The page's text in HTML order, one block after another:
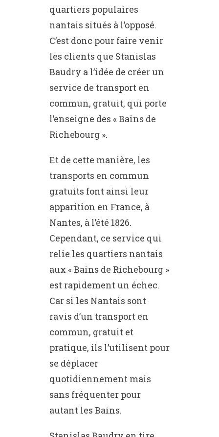
quartiers populaires
nantais situés à l’opposé.
C’est donc pour faire venir
les clients que Stanislas
Baudry a l’idée de créer un
service de transport en
commun, gratuit, qui porte
l’enseigne des « Bains de
Richebourg ».
Et de cette manière, les
transports en commun
gratuits font ainsi leur
apparition en France, à
Nantes, à l’été 1826.
Cependant, ce service qui
relie les quartiers nantais
aux « Bains de Richebourg »
est rapidement un échec.
Car si les Nantais sont
ravis d’un transport en
commun, gratuit et
pratique, ils l’utilisent pour
se déplacer
quotidiennement mais
sans fréquenter pour
autant les Bains.